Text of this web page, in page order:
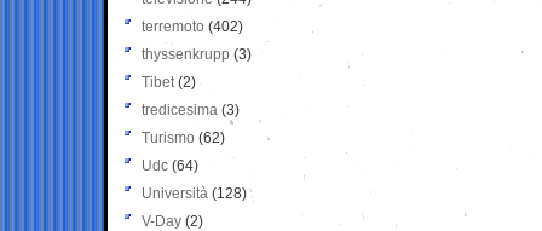
terremoto (402)
thyssenkrupp (3)
Tibet(2)
tredicesima (3)
Turismo (62)
Udc (64)
Università (128)
V-Day (2)